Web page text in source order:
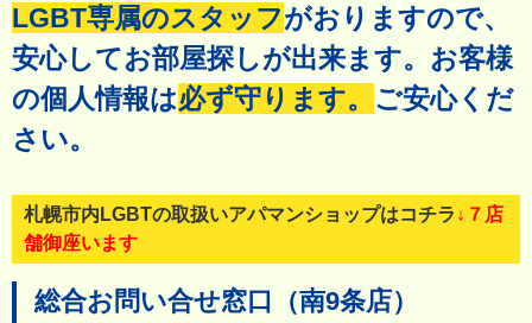
LGBT専属のスタッフがおりますので、
安心してお部屋探しが出来ます。 お客様
の個人情報は必ず守ります。 ご安心くだ
さい。
札幌市内LGBTの取扱いアパマンショップはコチラ ↓７店
舗御座います
総合お問い合せ窓口 （南9条店）